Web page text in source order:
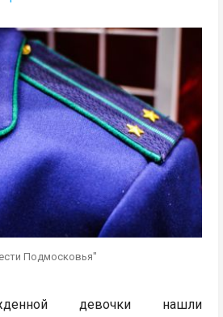
Подмосковья"
девочки нашли